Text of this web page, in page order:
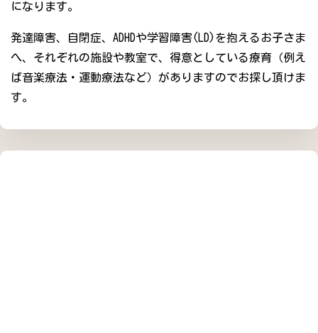
になります。
発達障害、自閉症、ADHDや学習障害(LD)を抱えるお子さま
へ、それぞれの施設や教室で、得意としている療育（例え
ば音楽療法・運動療法など）がありますのでお探し頂けま
す。